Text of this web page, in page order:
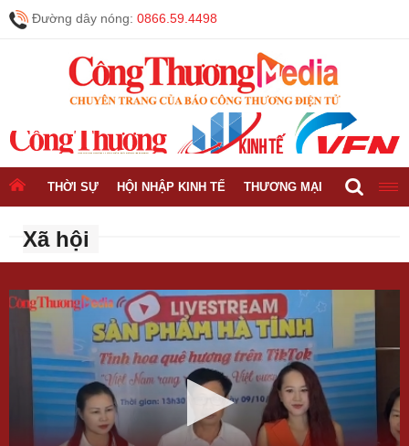
Đường dây nóng: 0866.59.4498
THỜI SỰ HỘI NHẬP KINH TẾ THƯƠNG MẠI CÔNG
Xã hội